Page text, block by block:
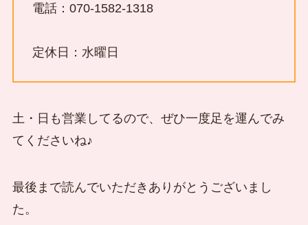
電話：070-1582-1318
定休日：水曜日
土・日も営業してるので、ぜひ一度足を運んでみ
てくださいね♪
最後まで読んでいただきありがとうございまし
た。